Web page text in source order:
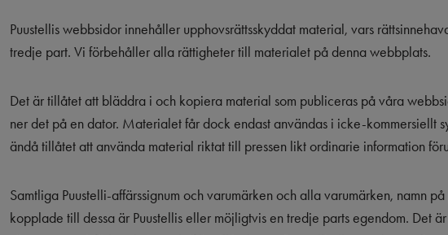
Puustellis webbsidor innehåller upphovsrättsskyddat material, vars
tredje part. Vi förbehåller alla rättigheter till materialet på denna webbplats.
Det är tillåtet att bläddra i och kopiera material som publiceras på våra
ner det på en dator. Materialet får dock endast användas i icke-kommersiellt
ändå tillåtet att använda material riktat till pressen likt ordinarie information
Samtliga Puustelli-affärssignum och varumärken och alla varumärken, namn
kopplade till dessa är Puustellis eller möjligtvis en tredje parts egendom. Det